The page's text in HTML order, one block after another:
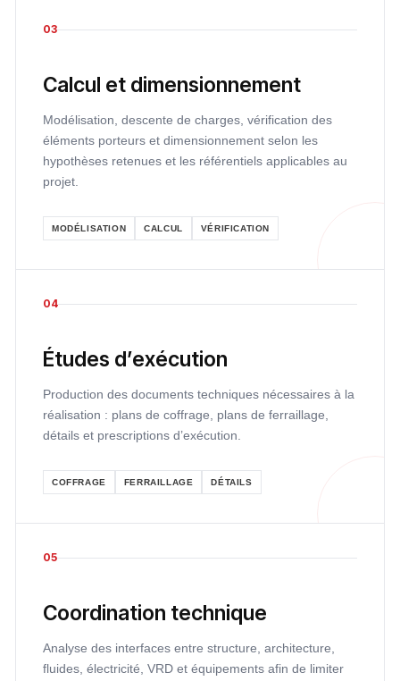
03
Calcul et dimensionnement
Modélisation, descente de charges, vérification des
éléments porteurs et dimensionnement selon les
hypothèses retenues et les référentiels applicables au
projet.
MODÉLISATION CALCUL VÉRIFICATION
04
Études d’exécution
Production des documents techniques nécessaires à la
réalisation : plans de coffrage, plans de ferraillage,
détails et prescriptions d’exécution.
COFFRAGE FERRAILLAGE DÉTAILS
05
Coordination technique
Analyse des interfaces entre structure, architecture,
fluides, électricité, VRD et équipements afin de limiter